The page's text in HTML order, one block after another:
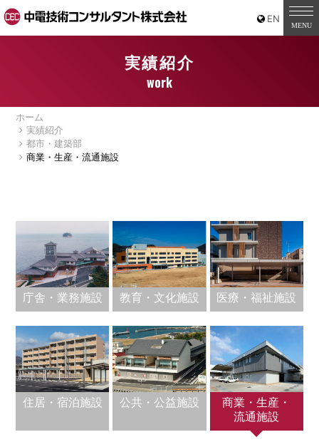
［道路交通部､国土･海洋部､企画部］
実績紹介
work
ホーム
実績紹介
都市・建築部
商業・生産・流通施設
庁舎・業務施設 教育・文化施設 医療・福祉施設
住居・宿泊施設 公共・公益施設
商業・生産・
流通施設